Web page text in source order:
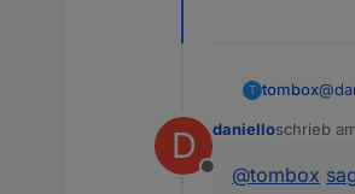
T tombox@
D
Offline
danielloschrieb
zuletzt
@tombox